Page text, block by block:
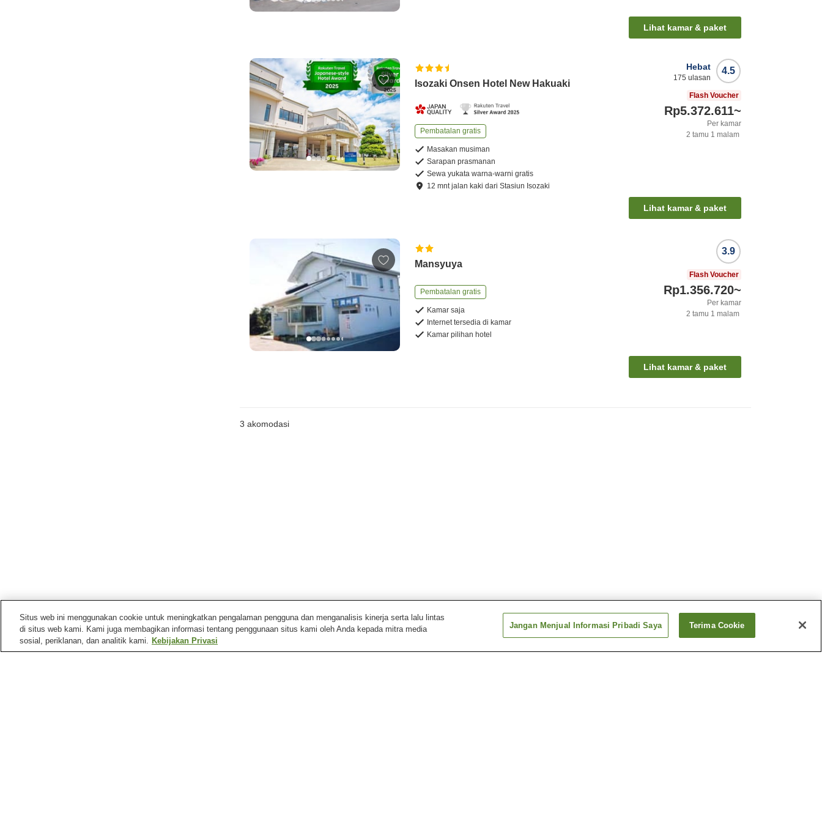
Lihat kamar & paket
Isozaki Onsen Hotel New Hakuaki
Pembatalan gratis
Masakan musiman
Sarapan prasmanan
Sewa yukata warna-warni gratis
12 mntjalan kaki dariStasiun Isozaki
4.5
Hebat
175 ulasan
Flash Voucher
Rp5.372.611~
Per kamar
2 tamu 1 malam
Lihat kamar & paket
Mansyuya
Pembatalan gratis
Kamar saja
Internet tersedia di kamar
Kamar pilihan hotel
3.9
Flash Voucher
Rp1.356.720~
Per kamar
2 tamu 1 malam
Lihat kamar & paket
3 akomodasi
Kota Hitachinaka
Situs web ini menggunakan cookie untuk meningkatkan pengalaman pengguna dan menganalisis kinerja serta lalu lintas
di situs web kami. Kami juga membagikan informasi tentang penggunaan situs kami oleh Anda kepada mitra media
sosial, periklanan, dan analitik kami. Kebijakan Privasi
Jangan Menjual Informasi Pribadi Saya Terima Cookie